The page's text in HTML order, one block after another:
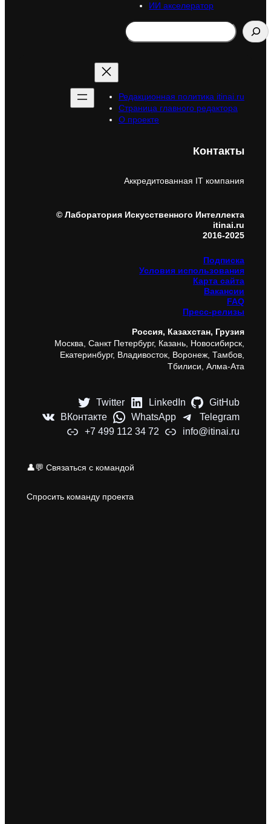
ИИ акселератор
Search
Редакционная политика itinai.ru
Страница главного редактора
О проекте
Контакты
Аккредитованная IT компания
© Лаборатория Искусственного Интеллекта
itinai.ru
2016-2025
Подписка
Условия использования
Карта сайта
Вакансии
FAQ
Пресс-релизы
Россия, Казахстан, Грузия
Москва, Санкт Петербург, Казань, Новосибирск,
Екатеринбург, Владивосток, Воронеж, Тамбов,
Тбилиси, Алма-Ата
Twitter LinkedIn
GitHub
ВКонтакте
WhatsApp
Telegram
+7 499 112 34 72
info@itinai.ru
👤💬 Связаться с командой
Спросить команду проекта